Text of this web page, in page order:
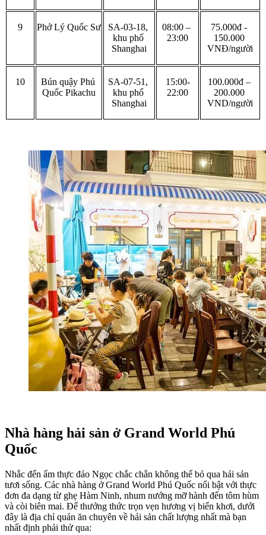
9 Phở Lý Quốc Sư
SA-03-18,
khu phố
Shanghai
08:00 –
23:00
75.000đ -
150.000
VNĐ/người
10
Bún quậy Phú
Quốc Pikachu
SA-07-51,
khu phố
Shanghai
15:00-
22:00
100.000đ –
200.000
VND/người
Nhà hàng hải sản ở Grand World Phú
Quốc
Nhắc đến ẩm thực đảo Ngọc chắc chắn không thể bỏ qua hải sản
tươi sống. Các nhà hàng ở Grand World Phú Quốc nổi bật với thực
đơn đa dạng từ ghẹ Hàm Ninh, nhum nướng mỡ hành đến tôm hùm
và còi biên mai. Để thưởng thức trọn vẹn hương vị biển khơi, dưới
đây là địa chỉ quán ăn chuyên về hải sản chất lượng nhất mà bạn
nhất định phải thử qua: